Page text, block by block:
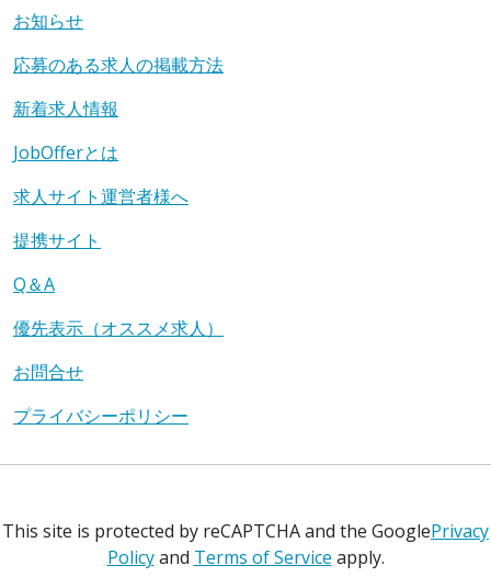
お知らせ
応募のある求人の掲載方法
新着求人情報
JobOfferとは
求人サイト運営者様へ
提携サイト
Q＆A
優先表示（オススメ求人）
お問合せ
プライバシーポリシー
This site is protected by reCAPTCHA and the GooglePrivacy
Policyand Terms of Service apply.